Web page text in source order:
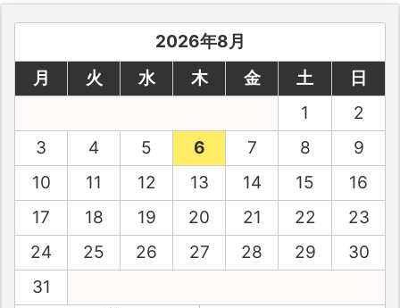
2026年8月
月
火 水 木 金 土
日
1
2
3
4 5 6 7 8
9
10
11 12 13 14 15
16
17
18 19 20 21 22
23
24
25 26 27 28 29
30
31